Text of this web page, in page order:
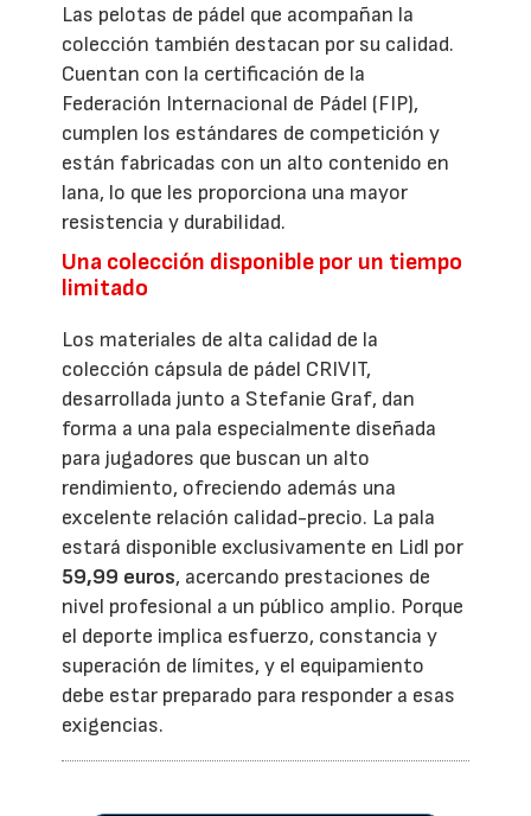
Las pelotas de pádel que acompañan la
colección también destacan por su calidad.
Cuentan con la certificación de la
Federación Internacional de Pádel (FIP),
cumplen los estándares de competición y
están fabricadas con un alto contenido en
lana, lo que les proporciona una mayor
resistencia y durabilidad.
Una colección disponible por un tiempo
limitado
Los materiales de alta calidad de la
colección cápsula de pádel CRIVIT,
desarrollada junto a Stefanie Graf, dan
forma a una pala especialmente diseñada
para jugadores que buscan un alto
rendimiento, ofreciendo además una
excelente relación calidad-precio. La pala
estará disponible exclusivamente en Lidl por
59,99 euros, acercando prestaciones de
nivel profesional a un público amplio. Porque
el deporte implica esfuerzo, constancia y
superación de límites, y el equipamiento
debe estar preparado para responder a esas
exigencias.